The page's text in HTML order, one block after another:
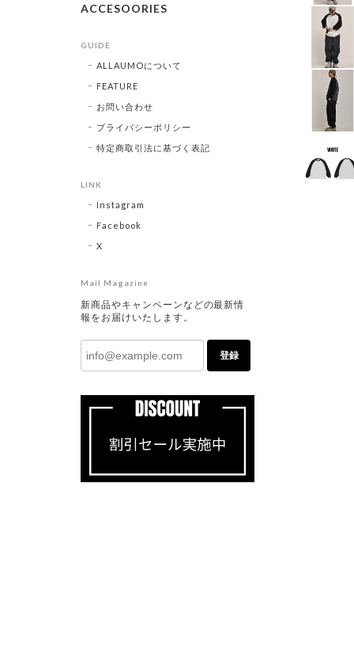
ACCESOORIES
GUIDE
ALLAUMOについて
FEATURE
お問い合わせ
プライバシーポリシー
特定商取引法に基づく表記
LINK
Instagram
Facebook
X
Mail Magazine
新商品やキャンペーンなどの最新情
報をお届けいたします。
登録